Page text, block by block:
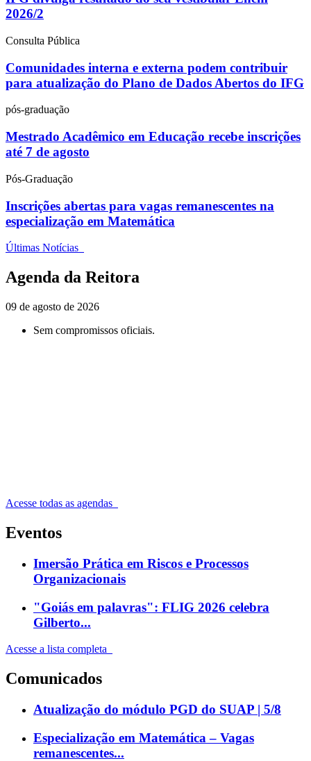
2026/2
Consulta Pública
Comunidades interna e externa podem contribuir
para atualização do Plano de Dados Abertos do IFG
pós-graduação
Mestrado Acadêmico em Educação recebe inscrições
até 7 de agosto
Pós-Graduação
Inscrições abertas para vagas remanescentes na
especialização em Matemática
Últimas Notícias
Agenda da Reitora
09 de agosto de 2026
Sem compromissos oficiais.
Acesse todas as agendas
Eventos
Imersão Prática em Riscos e Processos
Organizacionais
"Goiás em palavras": FLIG 2026 celebra
Gilberto...
Acesse a lista completa
Comunicados
Atualização do módulo PGD do SUAP | 5/8
Especialização em Matemática – Vagas
remanescentes...